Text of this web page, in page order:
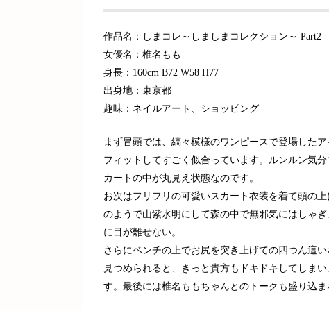
作品名：しまコレ～しましまコレクション～ Part2
女優名：椎名もも
身長：160cm B72 W58 H77
出身地：東京都
趣味：ネイルアート、ショッピング
まず冒頭では、縞々模様のワンピースで登場した
フィットしてすごく似合っています。ルンルン気
カートの中が丸見え状態なのです。
お次はフリフリの可愛いスカート衣装を着て頭の
のようで山紫水明にして森の中で無邪気にはしゃ
に目が離せない。
さらにベンチの上でお尻を突き上げての四つん這
見つめられると、きっと貴方もドキドキしてしま
す。最後には椎名ももちゃんとのトークも盛り込ま